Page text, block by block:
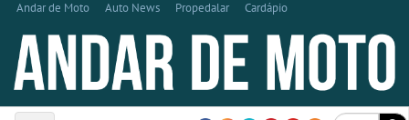
Andar de Moto Auto News Propedalar Cardápio